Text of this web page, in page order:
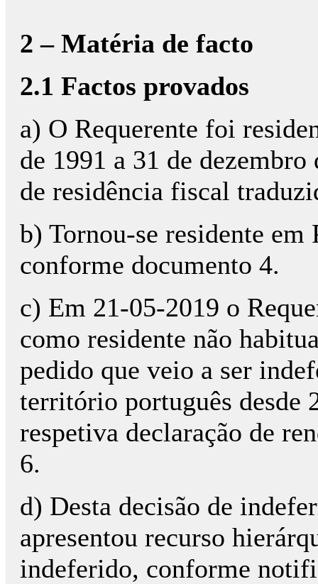
2 – Matéria de facto
2.1 Factos provados
a) O Requerente foi
de 1991 a 31 de
de residência fiscal
b) Tornou-se residente
conforme documento 4.
c) Em 21-05-2019 o
como residente não
pedido que veio a ser
território português desde
respetiva declaração de
6.
d) Desta decisão de
apresentou recurso
indeferido, conforme